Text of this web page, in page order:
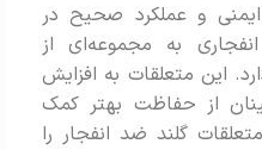
و عملکرد صحیح در
به مجموعه‌ای از
این متعلقات به افزایش
از حفاظت بهتر کمک
گلند ضد انفجار را